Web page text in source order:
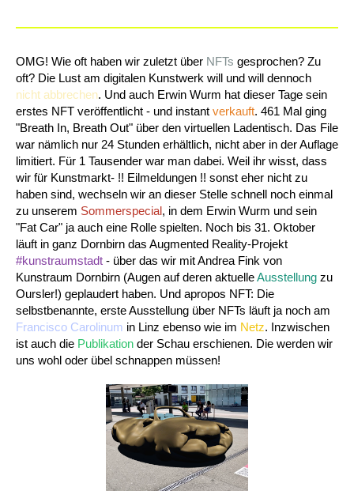
OMG! Wie oft haben wir zuletzt über NFTs gesprochen? Zu
oft? Die Lust am digitalen Kunstwerk will und will dennoch
nicht abbrechen. Und auch Erwin Wurm hat dieser Tage sein
erstes NFT veröffentlicht - und instant verkauft. 461 Mal ging
"Breath In, Breath Out" über den virtuellen Ladentisch. Das File
war nämlich nur 24 Stunden erhältlich, nicht aber in der Auflage
limitiert. Für 1 Tausender war man dabei. Weil ihr wisst, dass
wir für Kunstmarkt- !! Eilmeldungen !! sonst eher nicht zu
haben sind, wechseln wir an dieser Stelle schnell noch einmal
zu unserem Sommerspecial, in dem Erwin Wurm und sein
"Fat Car" ja auch eine Rolle spielten. Noch bis 31. Oktober
läuft in ganz Dornbirn das Augmented Reality-Projekt
#kunstraumstadt - über das wir mit Andrea Fink von
Kunstraum Dornbirn (Augen auf deren aktuelleAusstellung zu
Oursler!) geplaudert haben. Und apropos NFT: Die
selbstbenannte, erste Ausstellung über NFTs läuft ja noch am
Francisco Carolinum in Linz ebenso wie im Netz. Inzwischen
ist auch die Publikation der Schau erschienen. Die werden wir
uns wohl oder übel schnappen müssen!